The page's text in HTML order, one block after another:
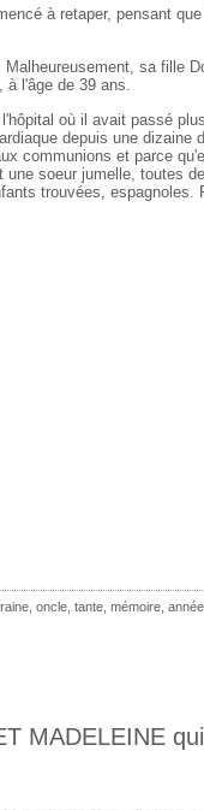
à retaper, pensant
sa fille
à l'âge de 39 ans.
où il avait passé
depuis une dizaine
communions et parce
soeur jumelle, toutes
trouvées, espagnoles.
oncle tante mémoire
MADELEINE